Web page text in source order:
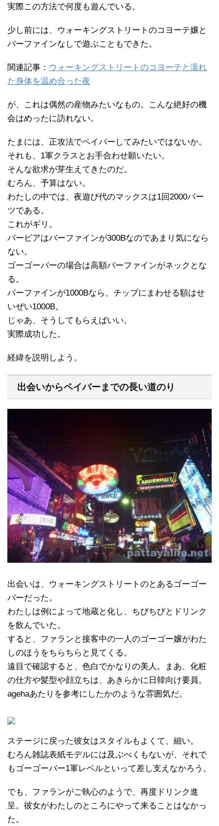
実際この方法で何度も遊んでいる。
少し前には、ウォーキングストリートのコヨーテ嬢と
バーファインなしで遊ぶこともできた。
関連記事： ウォーキングストリートのコヨーテと濡れ
た身体を温め合った夜
が、これは偶然の産物みたいなもの。こんな絶好の機
会はめったに訪れない。
たまには、正攻法でペイバーしてみたいではないか。
それも、1軍クラスとお手合わせ願いたい。
そんな欲求が芽生えてきたのだ。
むろん、予算はない。
わたしの中では、夜遊び代のマックスは1回2000バー
ツである。
これがギリ。
バービアはバーファインが300Bなのであまり気になら
ない。
ゴーゴーバーの場合は高額バーファインがネックとな
る。
バーファインが1000Bなら、チップにまわせる額はせ
いぜい1000B。
じゃあ、そうしてもらえばいい。
実際成功した。
経緯を説明しよう。
出会いからペイバーまでの長い道のり
出会いは、ウォーキングストリートのとあるゴーゴー
バーだった。
わたしは例によって地蔵と化し、ちびちびとドリンク
を飲んでいた。
すると、ファランと接客中の一人のゴーゴー嬢がわた
しのほうをちらちらと見てくる。
遠目で確認すると、色白でかなりの美人。まあ、化粧
の仕方や髪型や顔立ちは、あきらかに日韓向け要員。
agehaあたりを参考にしたかのような雰囲気だ。
ステージに戻った彼女はスタイルもよくて、細い。
むろん雑誌表紙モデルには及ぶべくもないが、それで
もゴーゴーバー1軍レベルといって差し支えなかろう。
でも、ファランがご執心のようで、再度ドリンク進
呈。彼女がわたしのところにやって来ることはなかっ
た。